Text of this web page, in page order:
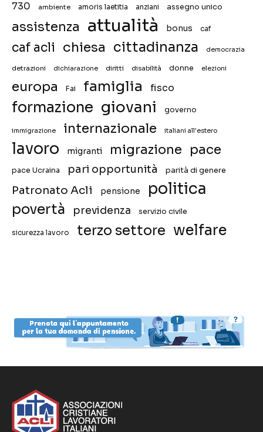
730 ambiente amoris laetitia anziani assegno unico
assistenza attualità bonus caf
caf acli chiesa cittadinanza democrazia
detrazioni dichiarazione diritti disabilità donne elezioni
europa Fai famiglia fisco
formazione giovani governo
immigrazione internazionale italiani all'estero
lavoro migranti migrazione pace
pace Ucraina pari opportunità parità di genere
Patronato Acli pensione politica
povertà previdenza servizio civile
sicurezza lavoro terzo settore welfare